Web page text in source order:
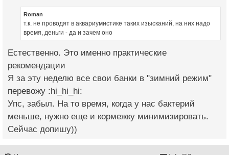
Roman
т.к. не проводят в аквариумистике таких изысканий, на них надо
время, деньги - да и зачем оно
Естественно. Это именно практические
рекомендации
Я за эту неделю все свои банки в "зимний режим"
перевожу :hi_hi_hi:
Упс, забыл. На то время, когда у нас бактерий
меньше, нужно еще и кормежку минимизировать.
Сейчас допишу))